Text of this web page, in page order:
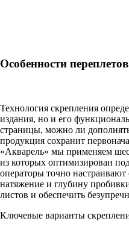
Особенности переплетов
Технология скрепления
издания, но и его
страницы, можно ли
продукция сохранит
«Акварель» мы применяем
из которых оптимизирован
операторы точно
натяжение и глубину
листов и обеспечить
Ключевые варианты